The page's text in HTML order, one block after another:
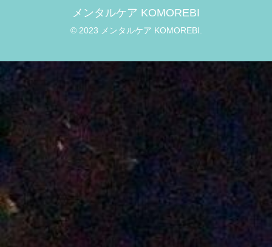
メンタルケア KOMOREBI
© 2023 メンタルケア KOMOREBI.